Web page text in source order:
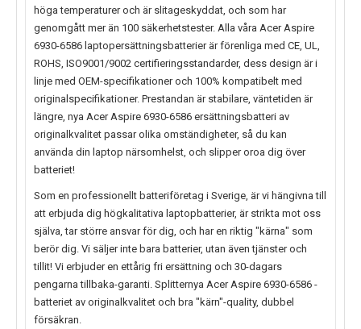
höga temperaturer och är slitageskyddat, och som har
genomgått mer än 100 säkerhetstester. Alla våra Acer Aspire
6930-6586 laptopersättningsbatterier är förenliga med CE, UL,
ROHS, ISO9001/9002 certifieringsstandarder, dess design är i
linje med OEM-specifikationer och 100% kompatibelt med
originalspecifikationer. Prestandan är stabilare, väntetiden är
längre, nya Acer Aspire 6930-6586 ersättningsbatteri av
originalkvalitet passar olika omständigheter, så du kan
använda din laptop närsomhelst, och slipper oroa dig över
batteriet!
Som en professionellt batteriföretag i Sverige, är vi hängivna till
att erbjuda dig högkalitativa laptopbatterier, är strikta mot oss
själva, tar större ansvar för dig, och har en riktig "kärna" som
berör dig. Vi säljer inte bara batterier, utan även tjänster och
tillit! Vi erbjuder en ettårig fri ersättning och 30-dagars
pengarna tillbaka-garanti. Splitternya Acer Aspire 6930-6586 -
batteriet av originalkvalitet och bra "kärn"-quality, dubbel
försäkran.